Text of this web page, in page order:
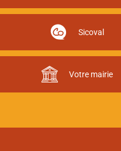
Sicoval
Votre mairie